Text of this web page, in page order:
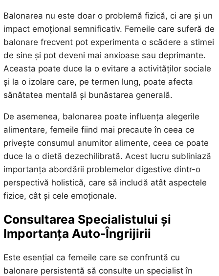
Balonarea nu este doar o problemă fizică, ci are și un
impact emoțional semnificativ. Femeile care suferă de
balonare frecvent pot experimenta o scădere a stimei
de sine și pot deveni mai anxioase sau deprimante.
Aceasta poate duce la o evitare a activităților sociale
și la o izolare care, pe termen lung, poate afecta
sănătatea mentală și bunăstarea generală.
De asemenea, balonarea poate influența alegerile
alimentare, femeile fiind mai precaute în ceea ce
privește consumul anumitor alimente, ceea ce poate
duce la o dietă dezechilibrată. Acest lucru subliniază
importanța abordării problemelor digestive dintr-o
perspectivă holistică, care să includă atât aspectele
fizice, cât și cele emoționale.
Consultarea Specialistului și
Importanța Auto-Îngrijirii
Este esențial ca femeile care se confruntă cu
balonare persistentă să consulte un specialist în